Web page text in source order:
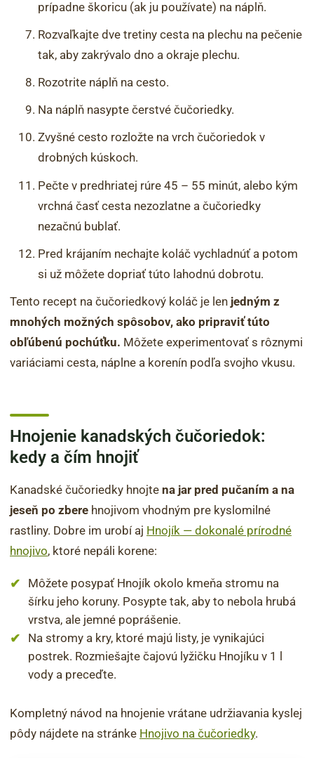
prípadne škoricu (ak ju používate) na náplň.
Rozvaľkajte dve tretiny cesta na plechu na pečenie
tak, aby zakrývalo dno a okraje plechu.
Rozotrite náplň na cesto.
Na náplň nasypte čerstvé čučoriedky.
Zvyšné cesto rozložte na vrch čučoriedok v
drobných kúskoch.
Pečte v predhriatej rúre 45 – 55 minút, alebo kým
vrchná časť cesta nezozlatne a čučoriedky
nezačnú bublať.
Pred krájaním nechajte koláč vychladnúť a potom
si už môžete dopriať túto lahodnú dobrotu.
Tento recept na čučoriedkový koláč je len jedným z
mnohých možných spôsobov, ako pripraviť túto
obľúbenú pochúťku. Môžete experimentovať s rôznymi
variáciami cesta, náplne a korenín podľa svojho vkusu.
Hnojenie kanadských čučoriedok:
kedy a čím hnojiť
Kanadské čučoriedky hnojte na jar pred pučaním a na
jeseň po zbere hnojivom vhodným pre kyslomilné
rastliny. Dobre im urobí aj Hnojík — dokonalé prírodné
hnojivo, ktoré nepáli korene:
Môžete posypať Hnojík okolo kmeňa stromu na
šírku jeho koruny. Posypte tak, aby to nebola hrubá
vrstva, ale jemné poprášenie.
Na stromy a kry, ktoré majú listy, je vynikajúci
postrek. Rozmiešajte čajovú lyžičku Hnojíku v 1 l
vody a preceďte.
Kompletný návod na hnojenie vrátane udržiavania kyslej
pôdy nájdete na stránke Hnojivo na čučoriedky.